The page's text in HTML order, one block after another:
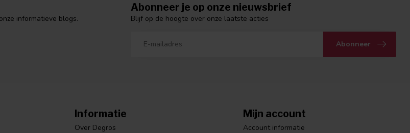
informatieve blogs.
Abonneer je op onze nieuwsbrief
Blijf op de hoogte over onze laatste acties
Abonneer
Informatie
Over Degros
Mijn account
Account informatie